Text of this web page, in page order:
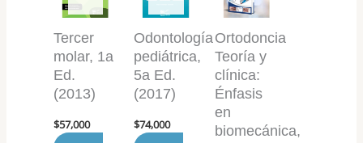
Tercer
molar, 1a
Ed.
(2013)
$57,000
Odontología
pediátrica,
5a Ed.
(2017)
$74,000
Ortodoncia
Teoría y
clínica:
Énfasis
en
biomecánica,